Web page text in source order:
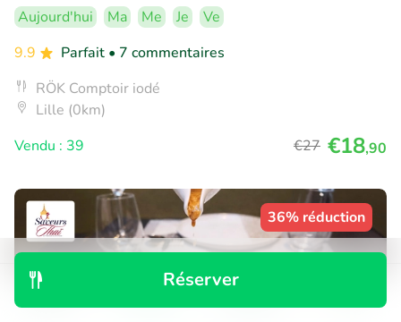
Réserver
Aujourd'hui Ma Me Je
Ve
9.9
Parfait • 7 commentaires
RÖK Comptoir iodé
Lille (0km)
Vendu : 39
€27 €18,90
36% réduction